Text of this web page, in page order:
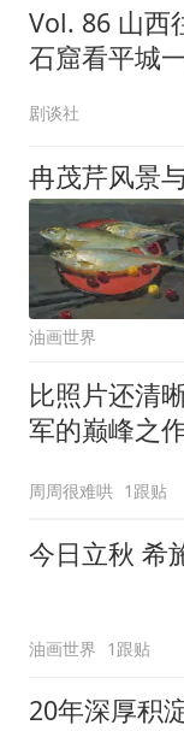
Vol. 86 山西
石窟看平城
剧谈社
冉茂芹风景
油画世界
比照片还清
军的巅峰之
周周很难哄 1跟贴
今日立秋 希
油画世界 1跟贴
20年深厚积